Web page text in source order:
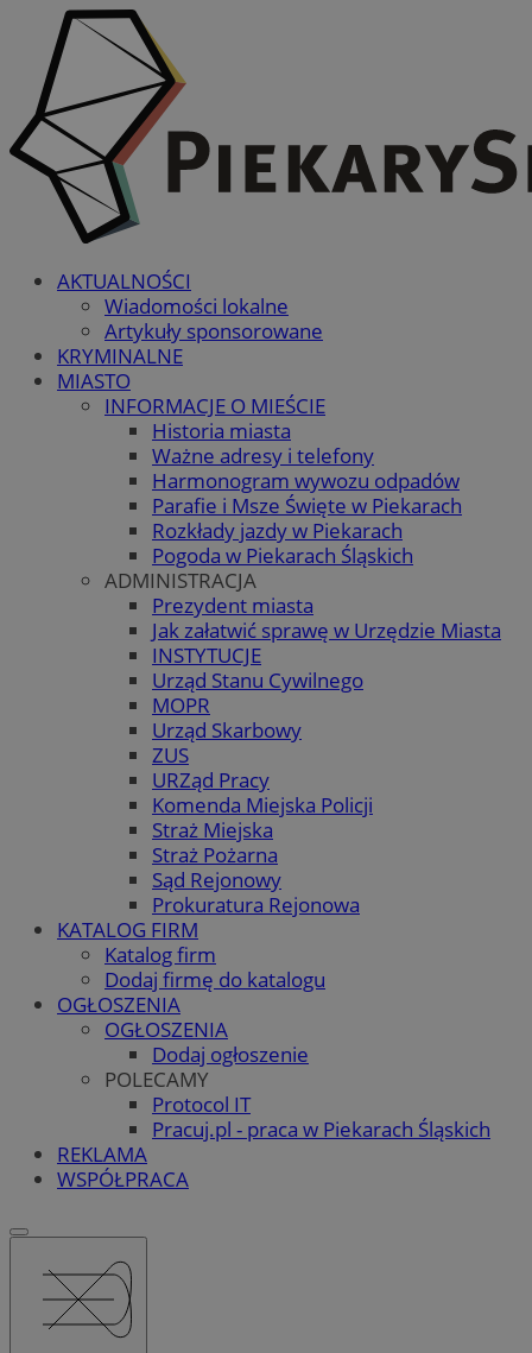
AKTUALNOŚCI
Wiadomości lokalne
Artykuły sponsorowane
KRYMINALNE
MIASTO
INFORMACJE O MIEŚCIE
Historia miasta
Ważne adresy i telefony
Harmonogram wywozu odpadów
Parafie i Msze Święte w Piekarach
Rozkłady jazdy w Piekarach
Pogoda w Piekarach Śląskich
ADMINISTRACJA
Prezydent miasta
Jak załatwić sprawę w Urzędzie Miasta
INSTYTUCJE
Urząd Stanu Cywilnego
MOPR
Urząd Skarbowy
ZUS
URZąd Pracy
Komenda Miejska Policji
Straż Miejska
Straż Pożarna
Sąd Rejonowy
Prokuratura Rejonowa
KATALOG FIRM
Katalog firm
Dodaj firmę do katalogu
OGŁOSZENIA
OGŁOSZENIA
Dodaj ogłoszenie
POLECAMY
Protocol IT
Pracuj.pl - praca w Piekarach Śląskich
REKLAMA
WSPÓŁPRACA